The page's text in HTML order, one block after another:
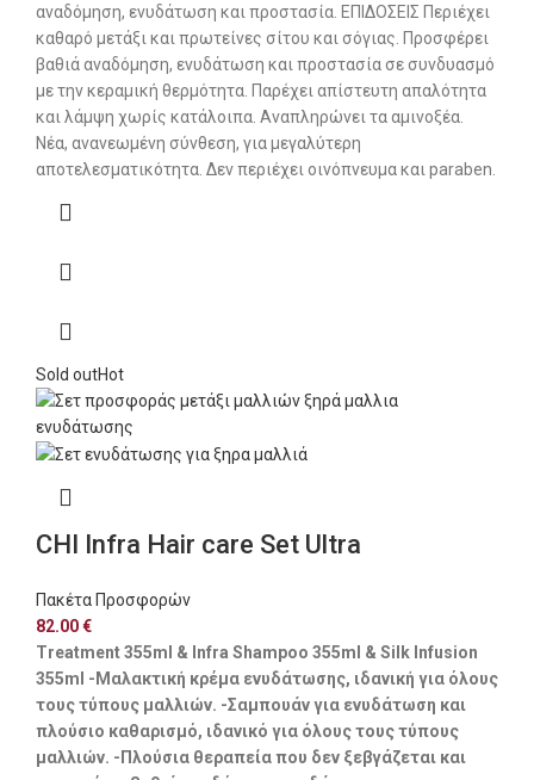
αναδόμηση, ενυδάτωση και προστασία. ΕΠΙΔΟΣΕΙΣ Περιέχει
καθαρό μετάξι και πρωτείνες σίτου και σόγιας. Προσφέρει
βαθιά αναδόμηση, ενυδάτωση και προστασία σε συνδυασμό
με την κεραμική θερμότητα. Παρέχει απίστευτη απαλότητα
και λάμψη χωρίς κατάλοιπα. Αναπληρώνει τα αμινοξέα.
Νέα, ανανεωμένη σύνθεση, για μεγαλύτερη
αποτελεσματικότητα. Δεν περιέχει οινόπνευμα και paraben.
Sold outHot
CHI Infra Hair care Set Ultra
Πακέτα Προσφορών
82.00€
Treatment 355ml & Infra Shampoo 355ml & Silk Infusion
355ml -Μαλακτική κρέμα ενυδάτωσης, ιδανική για όλους
τους τύπους μαλλιών. -Σαμπουάν για ενυδάτωση και
πλούσιο καθαρισμό, ιδανικό για όλους τους τύπους
μαλλιών. -Πλούσια θεραπεία που δεν ξεβγάζεται και